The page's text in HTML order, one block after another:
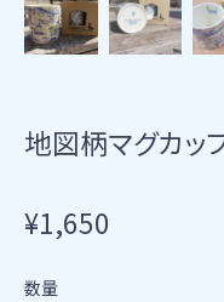
地図柄マグカッ
¥1,650
数量